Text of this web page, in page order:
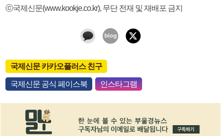
ⓒ국제신문(www.kookje.co.kr), 무단 전재 및 재배포 금지
국제신문 카카오플러스 친구
국제신문 공식 페이스북 인스타그램